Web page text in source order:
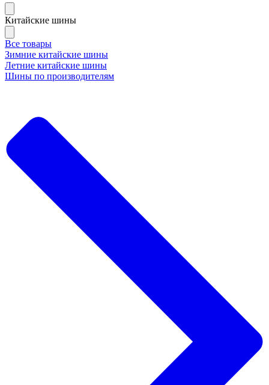
Китайские шины
Все товары
Зимние китайские шины
Летние китайские шины
Шины по производителям